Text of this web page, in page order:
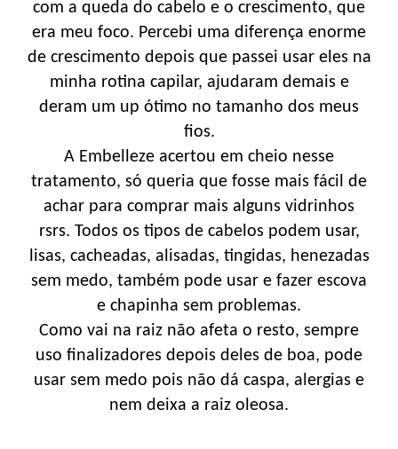
com a queda do cabelo e o crescimento, que
era meu foco. Percebi uma diferença enorme
de crescimento depois que passei usar eles na
minha rotina capilar, ajudaram demais e
deram um up ótimo no tamanho dos meus
fios.
A Embelleze acertou em cheio nesse
tratamento, só queria que fosse mais fácil de
achar para comprar mais alguns vidrinhos
rsrs. Todos os tipos de cabelos podem usar,
lisas, cacheadas, alisadas, tingidas, henezadas
sem medo, também pode usar e fazer escova
e chapinha sem problemas.
Como vai na raiz não afeta o resto, sempre
uso finalizadores depois deles de boa, pode
usar sem medo pois não dá caspa, alergias e
nem deixa a raiz oleosa.